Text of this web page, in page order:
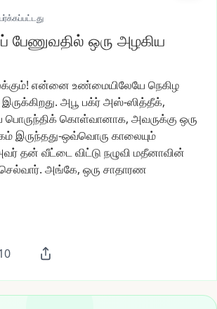
பேணுவதில் ஒரு அழகிய
என்னை உண்மையிலேயே நெகிழ
இருக்கிறது. அபூ பக்ர்அஸ்-ஸித்தீக்,
பொருந்திக்கொள்வானாக, அவருக்கு ஒரு
இருந்தது-ஒவ்வொரு காலையும்
தன் வீட்டைவிட்டு நழுவி மதீனாவின்
அங்கே, ஒரு சாதாரண